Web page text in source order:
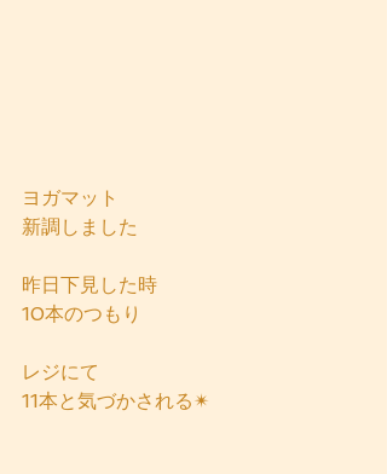
ヨガマット
新調しました
昨日下見した時
10本のつもり
レジにて
11本と気づかされる✴